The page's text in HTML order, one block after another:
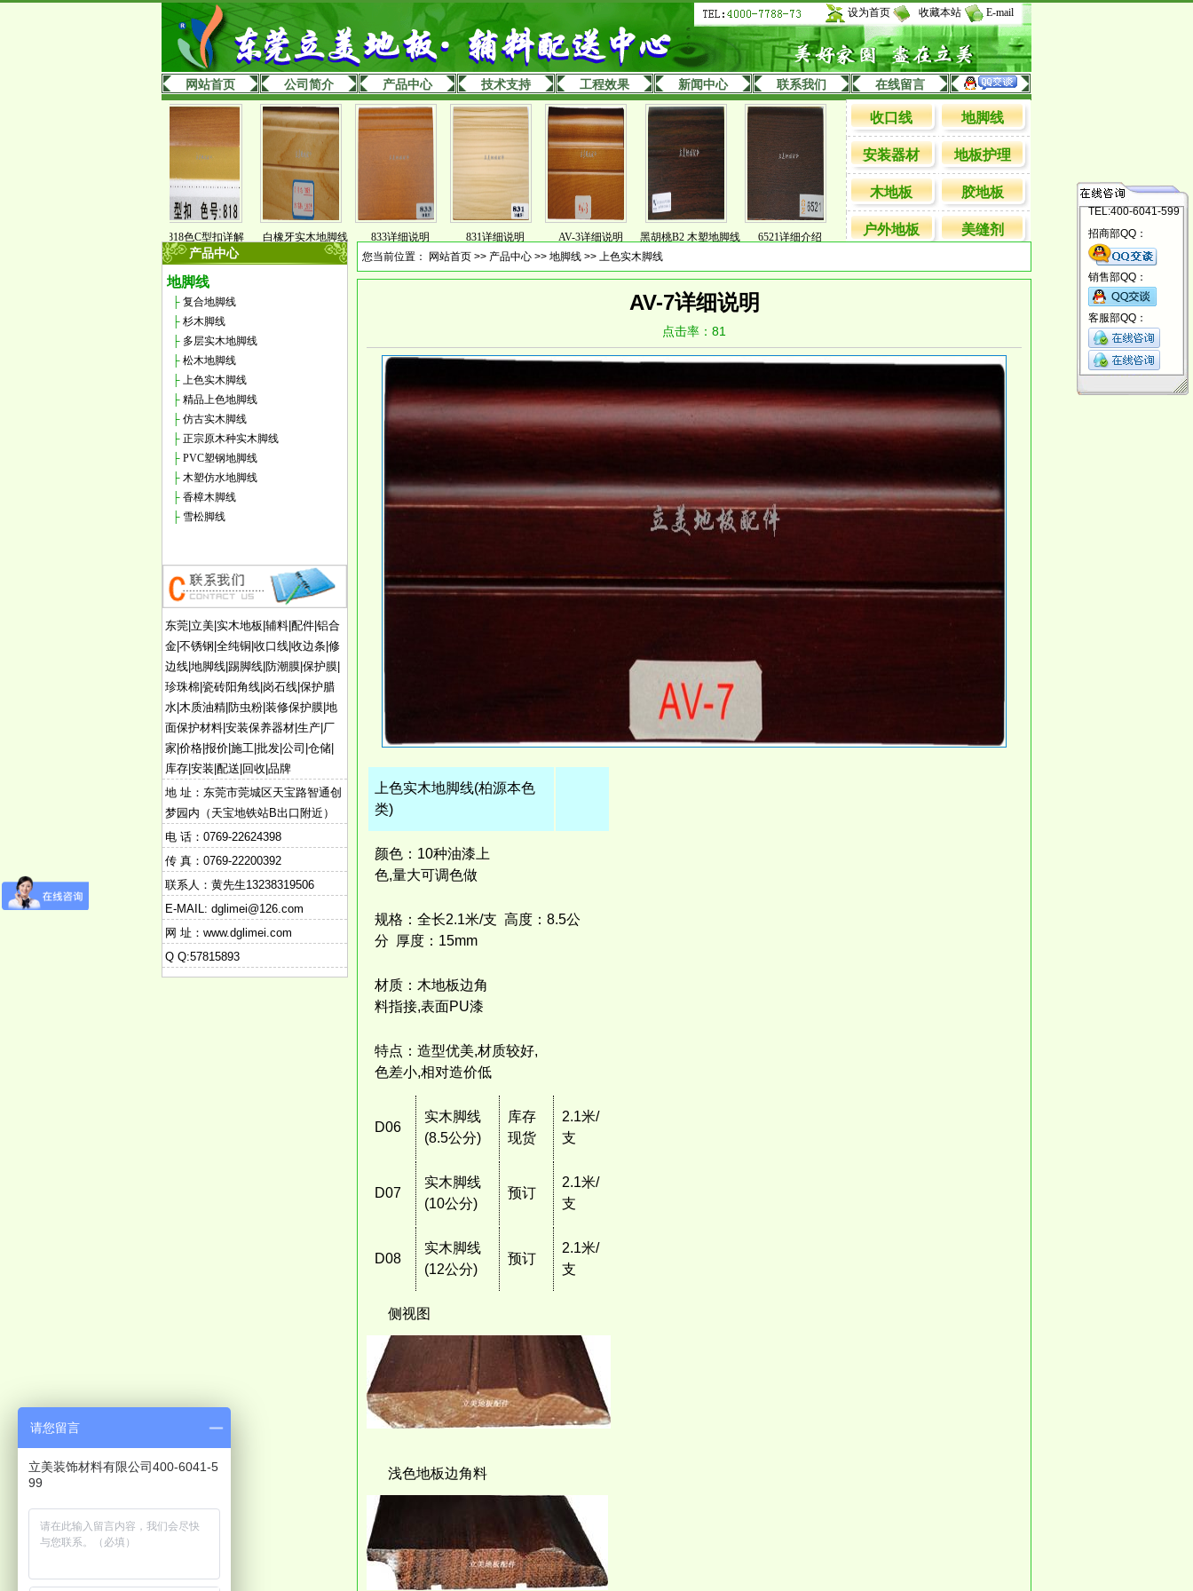
设为首页 收藏本站 E-mail
网站首页 公司简介 产品中心 技术支持 工程效果 新闻中心 联系我们 在线留言
818色C型扣详解 白橡牙实木地脚线 833详细说明 831详细说明 AV-3详细说明 黑胡桃B2 木塑地脚线 6521详细介绍 6590详细介绍 特大直角详细说明 加宽万能扣详细说明 818色C型扣详解
收口线 地脚线
安装器材 地板护理
木地板 胶地板
户外地板 美缝剂
产品中心
地脚线
├ 复合地脚线
├ 杉木脚线
├ 多层实木地脚线
├ 松木地脚线
├ 上色实木脚线
├ 精品上色地脚线
├ 仿古实木脚线
├ 正宗原木种实木脚线
├ PVC塑钢地脚线
├ 木塑仿水地脚线
├ 香樟木脚线
├ 雪松脚线
东莞|立美|实木地板|辅料|配件|铝合
金|不锈钢|全纯铜|收口线|收边条|修
边线|地脚线|踢脚线|防潮膜|保护膜|
珍珠棉|瓷砖阳角线|岗石线|保护腊
水|木质油精|防虫粉|装修保护膜|地
面保护材料|安装保养器材|生产|厂
家|价格|报价|施工|批发|公司|仓储|
库存|安装|配送|回收|品牌
地 址：东莞市莞城区天宝路智通创
梦园内（天宝地铁站B出口附近）
电 话：0769-22624398
传 真：0769-22200392
联系人：黄先生13238319506
E-MAIL: dglimei@126.com
网 址：www.dglimei.com
Q Q:57815893
您当前位置： 网站首页 >> 产品中心 >> 地脚线 >> 上色实木脚线
AV-7详细说明
点击率： 81
上色实木地脚线(柏源本色
类)
颜色：10种油漆上
色,量大可调色做
规格：全长2.1米/支 高度：8.5公
分 厚度：15mm
材质：木地板边角
料指接,表面PU漆
特点：造型优美,材质较好,
色差小,相对造价低
D06
实木脚线
(8.5公分)
库存
现货
2.1米/
支
D07
实木脚线
(10公分)
预订
2.1米/
支
D08
实木脚线
(12公分)
预订
2.1米/
支
侧视图
浅色地板边角料
TEL:400-6041-599
招商部QQ：
销售部QQ：
客服部QQ：
请您留言
立美装饰材料有限公司400-6041-5
99